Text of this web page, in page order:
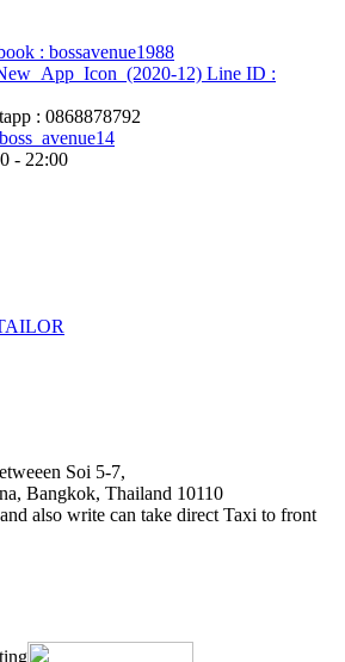
: bossavenue1988
Line ID :
: 0868878792
- 22:00
Soi 5-7,
Bangkok, Thailand 10110
also write can take direct Taxi to front